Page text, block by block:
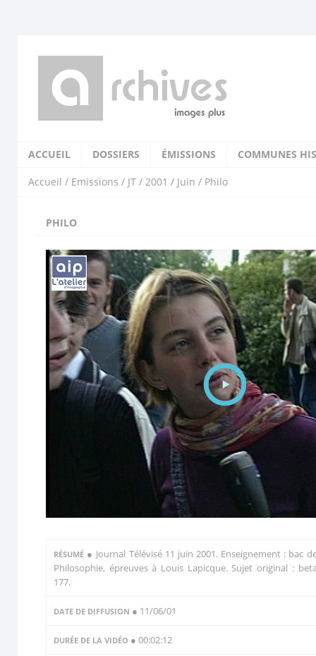
ACCUEIL DOSSIERS ÉMISSIONS COMMUNES
Accueil / Emissions / JT / 2001 / Juin / Philo
PHILO
RÉSUMÉ ● Journal Télévisé 11 juin 2001. Enseignement : bac
Philosophie, épreuves à Louis Lapicque. Sujet original :
177.
DATE DE DIFFUSION ● 11/06/01
DURÉE DE LA VIDÉO ● 00:02:12